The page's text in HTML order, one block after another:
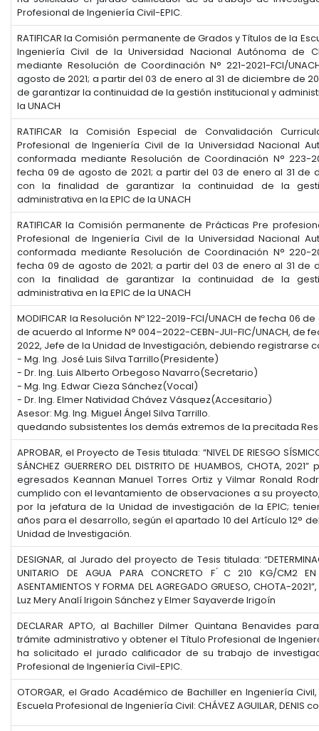
Profesional de Ingeniería Civil-EPIC.
RATIFICAR la Comisión permanente de Grados y Títulos de la
Ingeniería Civil de la Universidad Nacional Autónoma de
mediante Resolución de Coordinación N° 221-2021-FCI/
agosto de 2021; a partir del 03 de enero al 31 de diciembre de
de garantizar la continuidad de la gestión institucional y
la UNACH
RATIFICAR la Comisión Especial de Convalidación
Profesional de Ingeniería Civil de la Universidad Nacional
conformada mediante Resolución de Coordinación N° 223-
fecha 09 de agosto de 2021; a partir del 03 de enero al 31 de
con la finalidad de garantizar la continuidad de la
administrativa en la EPIC de la UNACH
RATIFICAR la Comisión permanente de Prácticas Pre
Profesional de Ingeniería Civil de la Universidad Nacional
conformada mediante Resolución de Coordinación N° 220-
fecha 09 de agosto de 2021; a partir del 03 de enero al 31 de
con la finalidad de garantizar la continuidad de la
administrativa en la EPIC de la UNACH
MODIFICAR la Resolución Nº 122-2019-FCI/UNACH de fecha 06
de acuerdo al Informe N° 004–2022-CEBN-JUI-FIC/UNACH, de
2022, Jefe de la Unidad de Investigación, debiendo registrarse
- Mg. Ing. José Luis Silva Tarrillo(Presidente)
- Dr. Ing. Luis Alberto Orbegoso Navarro(Secretario)
- Mg. Ing. Edwar Cieza Sánchez(Vocal)
- Dr. Ing. Elmer Natividad Chávez Vásquez(Accesitario)
Asesor: Mg. Ing. Miguel Ángel Silva Tarrillo.
quedando subsistentes los demás extremos de la precitada
APROBAR, el Proyecto de Tesis titulada: “NIVEL DE RIESGO SÍSMICO
SÁNCHEZ GUERRERO DEL DISTRITO DE HUAMBOS, CHOTA,
egresados Keannan Manuel Torres Ortiz y Vilmar Ronald
cumplido con el levantamiento de observaciones a su
por la jefatura de la Unidad de investigación de la EPIC;
años para el desarrollo, según el apartado 10 del Artículo 12°
Unidad de Investigación.
DESIGNAR, al Jurado del proyecto de Tesis titulada:
UNITARIO DE AGUA PARA CONCRETO F ́C 210 KG/CM2
ASENTAMIENTOS Y FORMA DEL AGREGADO GRUESO, CHOTA-
Luz Mery Analí Irigoin Sánchez y Elmer Sayaverde Irigoín
DECLARAR APTO, al Bachiller Dilmer Quintana Benavides
trámite administrativo y obtener el Título Profesional de
ha solicitado el jurado calificador de su trabajo de
Profesional de Ingeniería Civil-EPIC.
OTORGAR, el Grado Académico de Bachiller en Ingeniería
Escuela Profesional de Ingeniería Civil: CHÁVEZ AGUILAR, DENIS